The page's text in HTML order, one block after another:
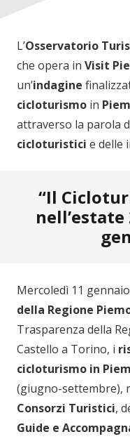
L’Osservatorio
che opera in Visit
un’indagine
cicloturismo in
attraverso la parola
cicloturistici e delle
“Il
Mercoledì 11 gennaio
della Regione
Trasparenza della
Castello a Torino, i
cicloturismo in
(giugno-settembre),
Consorzi Turistici,
Guide e